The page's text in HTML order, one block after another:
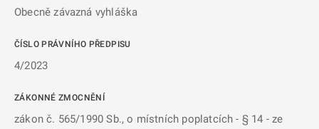
Obecně závazná vyhláška
ČÍSLO PRÁVNÍHO PŘEDPISU
4/2023
ZÁKONNÉ ZMOCNĚNÍ
zákon č. 565/1990 Sb., o místních poplatcích - § 14 - ze